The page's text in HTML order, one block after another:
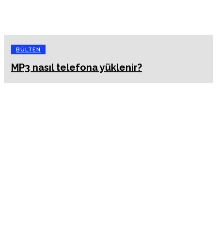
BÜLTEN
MP3 nasıl telefona yüklenir?